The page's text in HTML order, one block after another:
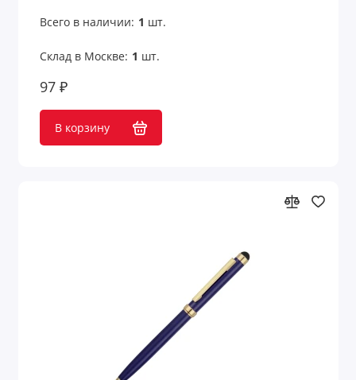
Всего в наличии: 1 шт.
Склад в Москве: 1 шт.
97 ₽
В корзину